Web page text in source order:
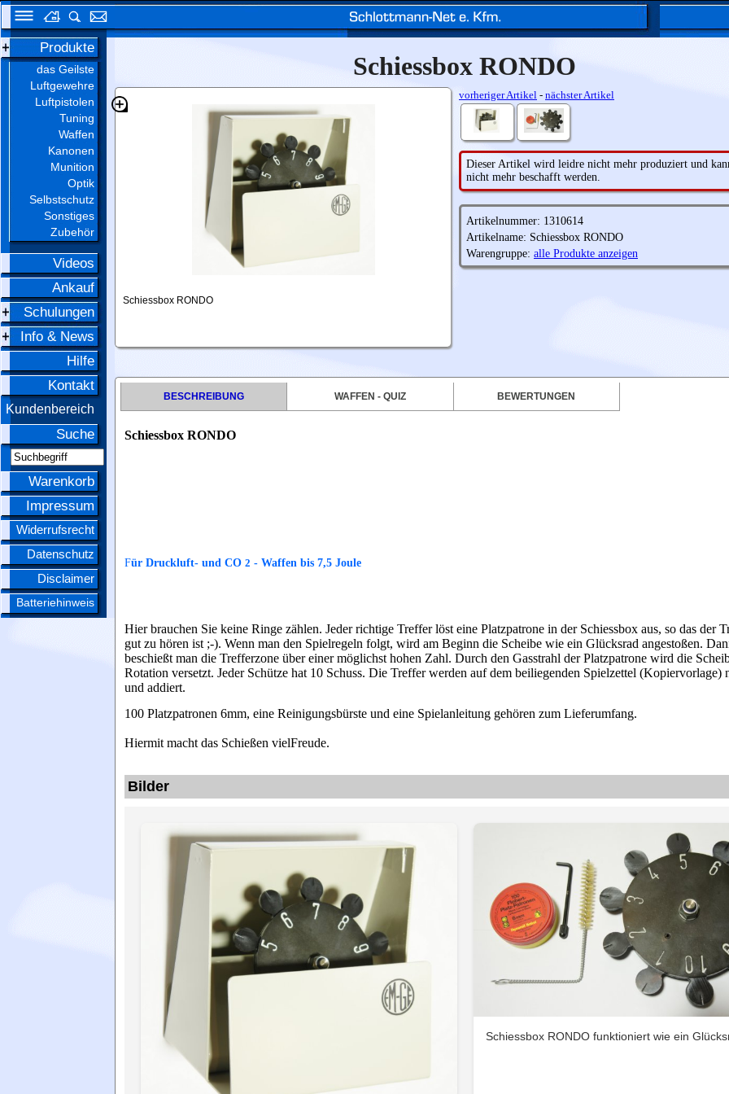
Produkte
das Geilste
Luftgewehre
Luftpistolen
Tuning
Waffen
Kanonen
Munition
Optik
Selbstschutz
Sonstiges
Zubehör
Videos
Ankauf
Schulungen
Info & News
Hilfe
Kontakt
Kundenbereich
Suche
Warenkorb
Impressum
Widerrufsrecht
Datenschutz
Disclaimer
Batteriehinweis
Schiessbox RONDO
Schiessbox RONDO
vorheriger Artikel - nächster Artikel
Dieser Artikel wird leidre nicht mehr produziert und
nicht mehr beschafft werden.
Artikelnummer: 1310614
Artikelname: Schiessbox RONDO
Warengruppe: alle Produkte anzeigen
BESCHREIBUNG WAFFEN - QUIZ BEWERTUNGEN
Schiessbox RONDO
Für Druckluft- und CO 2 - Waffen bis 7,5 Joule
Hier brauchen Sie keine Ringe zählen. Jeder richtige Treffer löst eine Platzpatrone in der Schiessbox aus, so das der
gut zu hören ist ;-). Wenn man den Spielregeln folgt, wird am Beginn die Scheibe wie ein Glücksrad angestoßen.
beschießt man die Trefferzone über einer möglichst hohen Zahl. Durch den Gasstrahl der Platzpatrone wird die
Rotation versetzt. Jeder Schütze hat 10 Schuss. Die Treffer werden auf dem beiliegenden Spielzettel (Kopiervorlage)
und addiert.
100 Platzpatronen 6mm, eine Reinigungsbürste und eine Spielanleitung gehören zum Lieferumfang.
Hiermit macht das Schießen vielFreude.
Bilder
Schiessbox RONDO funktioniert wie ein